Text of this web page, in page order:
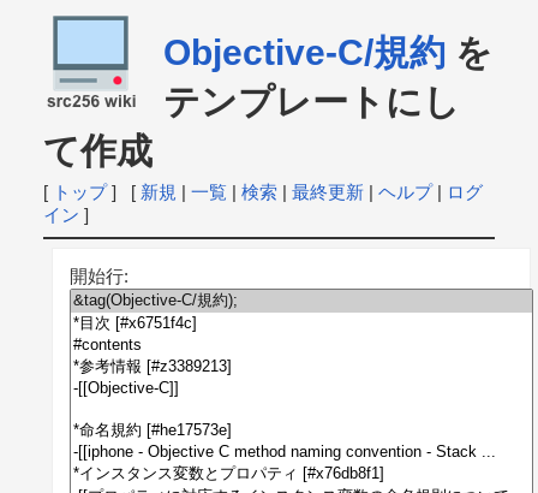
Objective-C/規約 を
テンプレートにし
て作成
[ トップ] [ 新規 | 一覧| 検索| 最終更新| ヘルプ| ログ
イン ]
開始行: